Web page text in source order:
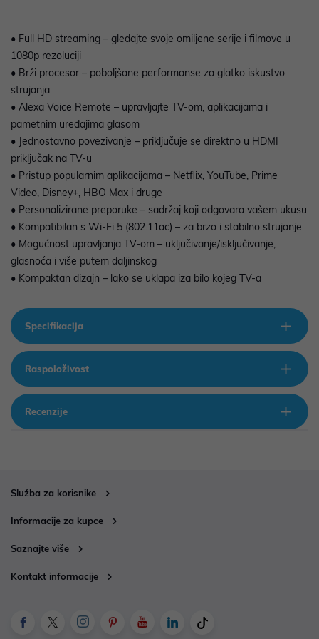
• Full HD streaming – gledajte svoje omiljene serije i filmove u
1080p rezoluciji
• Brži procesor – poboljšane performanse za glatko iskustvo
strujanja
• Alexa Voice Remote – upravljajte TV-om, aplikacijama i
pametnim uređajima glasom
• Jednostavno povezivanje – priključuje se direktno u HDMI
priključak na TV-u
• Pristup popularnim aplikacijama – Netflix, YouTube, Prime
Video, Disney+, HBO Max i druge
• Personalizirane preporuke – sadržaj koji odgovara vašem ukusu
• Kompatibilan s Wi-Fi 5 (802.11ac) – za brzo i stabilno strujanje
• Mogućnost upravljanja TV-om – uključivanje/isključivanje,
glasnoća i više putem daljinskog
• Kompaktan dizajn – lako se uklapa iza bilo kojeg TV-a
Specifikacija
Raspoloživost
Recenzije
Služba za korisnike
Informacije za kupce
Saznajte više
Kontakt informacije